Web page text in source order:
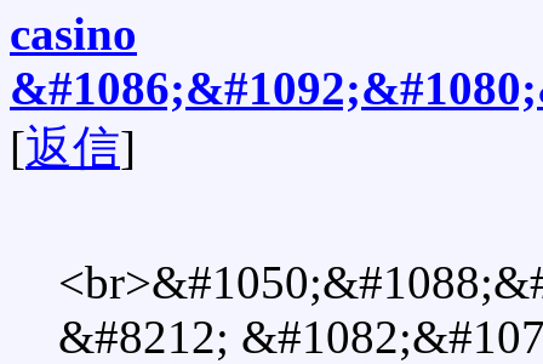
casino
[返信]
&#8212;